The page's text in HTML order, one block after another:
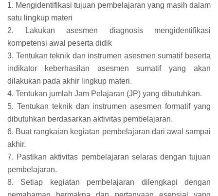
1. Mengidentifikasi tujuan pembelajaran yang masih dalam
satu lingkup materi
2. Lakukan asesmen diagnosis mengidentifikasi
kompetensi awal peserta didik
3. Tentukan teknik dan instrumen asesmen sumatif beserta
indikator keberhasilan asesmen sumatif yang akan
dilakukan pada akhir lingkup materi.
4. Tentukan jumlah Jam Pelajaran (JP) yang dibutuhkan.
5. Tentukan teknik dan instrumen asesmen formatif yang
dibutuhkan berdasarkan aktivitas pembelajaran.
6. Buat rangkaian kegiatan pembelajaran dari awal sampai
akhir.
7. Pastikan aktivitas pembelajaran selaras dengan tujuan
pembelajaran.
8. Setiap kegiatan pembelajaran dilengkapi dengan